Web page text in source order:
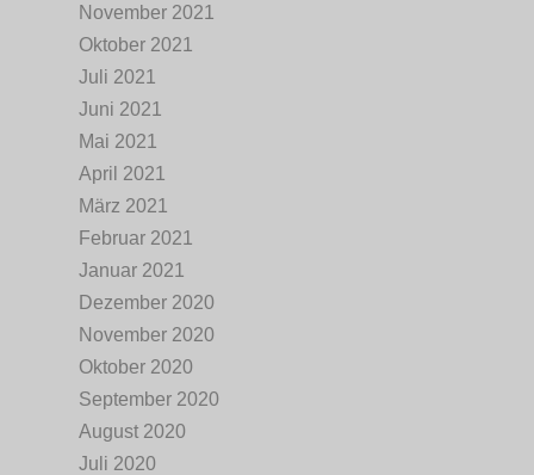
November 2021
Oktober 2021
Juli 2021
Juni 2021
Mai 2021
April 2021
März 2021
Februar 2021
Januar 2021
Dezember 2020
November 2020
Oktober 2020
September 2020
August 2020
Juli 2020